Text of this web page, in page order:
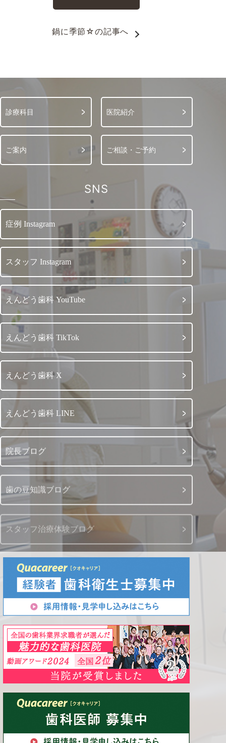
鍋に季節☆の記事へ
診療科目 医院紹介
ご案内 ご相談・ご予約
SNS
症例 Instagram
スタッフ Instagram
えんどう歯科 YouTube
えんどう歯科 TikTok
えんどう歯科 X
えんどう歯科 LINE
院長ブログ
歯の豆知識ブログ
スタッフ治療体験ブログ